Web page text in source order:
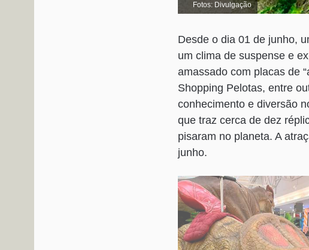
Fotos: Divulgação
Desde o dia 01 de junho,
um clima de suspense e
amassado com placas de
Shopping Pelotas, entre
conhecimento e diversão
que traz cerca de dez
pisaram no planeta. A
junho.